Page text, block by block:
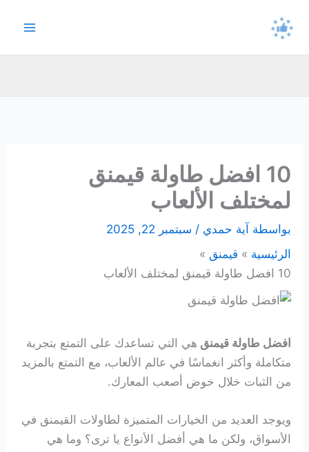
10 افضل طاولة قيمنق
لمختلف الألعاب
بواسطة آية حمدي/ سبتمبر 22, 2025
الرئيسية
قيمنق
10 افضل طاولة قيمنق لمختلف الألعاب
افضل طاولة قيمنق هي التي تساعدك على التمتع بتجربة
متكاملة وأكثر انغماسًا في عالم الألعاب، مع التمتع بالمزيد
من الثبات خلال خوض أصعب المعارك.
ويوجد العديد من الخيارات المتميزة لطاولات القيمنق في
الأسواق، ولكن ما هي أفضل الأنواع يا ترى؟ وما هي